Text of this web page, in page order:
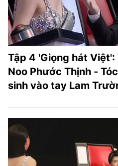
Tập 4 'Giọng hát
Noo Phước Thịnh -
sinh vào tay Lam